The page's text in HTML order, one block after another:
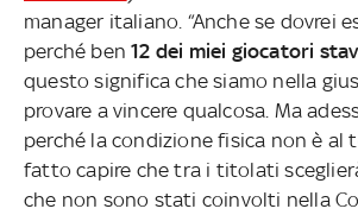
manager italiano. “Anche se dovrei
perché ben 12 dei miei giocatori
questo significa che siamo nella
provare a vincere qualcosa. Ma
perché la condizione fisica non è al
fatto capire che tra i titolati
che non sono stati coinvolti nella